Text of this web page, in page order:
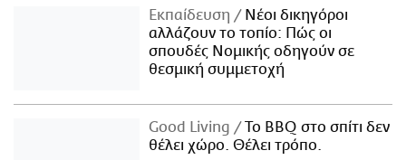
Εκπαίδευση
Νέοι δικηγόροι
αλλάζουν το τοπίο: Πώς οι
σπουδές Νομικής οδηγούν σε
θεσμική συμμετοχή
Good Living
Το BBQ στο σπίτι δεν
θέλει χώρο. Θέλει τρόπο.